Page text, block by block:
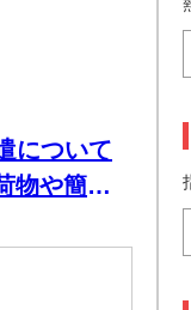
について
物や簡単